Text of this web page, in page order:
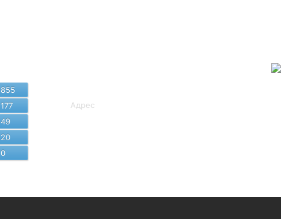
855
177
49
20
0
Адрес